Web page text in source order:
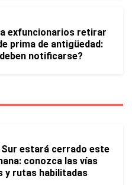
a exfuncionarios retirar
prima de antigüedad:
notificarse?
estará cerrado este
conozca las vías
y rutas habilitadas